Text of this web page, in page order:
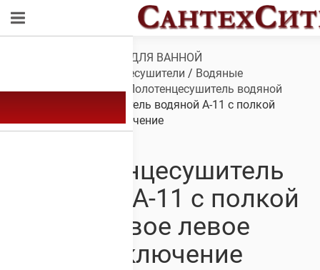
САНТЕХНИКА ДЛЯ ВАННОЙ
Полотенцесушители / Водяные
полотенцесушители/ Полотенцесушитель водяной
/ Полотенцесушитель водяной А-11 с полкой
боковое левое подключение
Полотенцесушитель
водяной А-11 с полкой
боковое левое
подключение